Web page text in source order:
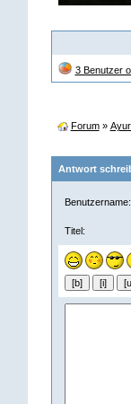
3 Benutzer
Forum»
Antwort
Benutzername:
Titel: